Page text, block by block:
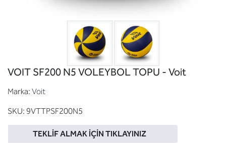
VOIT SF200 N5 VOLEYBOL TOPU - Voit
Marka: Voit
SKU: 9VTTPSF200N5
TEKLIF ALMAK İÇIN TIKLAYINIZ